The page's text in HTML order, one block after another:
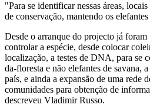
"Para se identificar nessas áreas,
de conservação, mantendo os
Desde o arranque do projecto já foram
controlar a espécie, desde colocar
localização, a testes de DNA, para se
da-floresta e não elefantes de savana,
país, e ainda a expansão de uma rede
comunidades para obtenção de
descreveu Vladimir Russo.